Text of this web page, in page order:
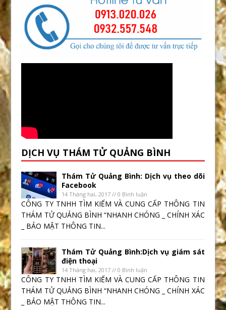
DỊCH VỤ THÁM TỬ QUẢNG BÌNH
Thám Tử Quảng Bình: Dịch vụ theo dõi
Facebook
14 Tháng hai, 2017 // 0 Bình luận
CÔNG TY TNHH TÌM KIẾM VÀ CUNG CẤP THÔNG TIN
THÁM TỬ QUẢNG BÌNH “NHANH CHÓNG _ CHÍNH XÁC
_ BẢO MẬT THÔNG TIN...
Thám Tử Quảng Bình:Dịch vụ giám sát
điện thoại
14 Tháng hai, 2017 // 0 Bình luận
CÔNG TY TNHH TÌM KIẾM VÀ CUNG CẤP THÔNG TIN
THÁM TỬ QUẢNG BÌNH “NHANH CHÓNG _ CHÍNH XÁC
_ BẢO MẬT THÔNG TIN...